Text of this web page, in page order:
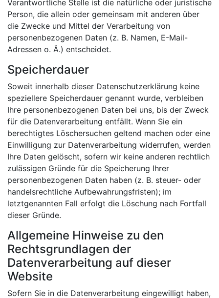
Verantwortliche Stelle ist die natürliche oder juristische
Person, die allein oder gemeinsam mit anderen über
die Zwecke und Mittel der Verarbeitung von
personenbezogenen Daten (z. B. Namen, E-Mail-
Adressen o. Ä.) entscheidet.
Speicherdauer
Soweit innerhalb dieser Datenschutzerklärung keine
speziellere Speicherdauer genannt wurde, verbleiben
Ihre personenbezogenen Daten bei uns, bis der Zweck
für die Datenverarbeitung entfällt. Wenn Sie ein
berechtigtes Löschersuchen geltend machen oder eine
Einwilligung zur Datenverarbeitung widerrufen, werden
Ihre Daten gelöscht, sofern wir keine anderen rechtlich
zulässigen Gründe für die Speicherung Ihrer
personenbezogenen Daten haben (z. B. steuer- oder
handelsrechtliche Aufbewahrungsfristen); im
letztgenannten Fall erfolgt die Löschung nach Fortfall
dieser Gründe.
Allgemeine Hinweise zu den
Rechtsgrundlagen der
Datenverarbeitung auf dieser
Website
Sofern Sie in die Datenverarbeitung eingewilligt haben,